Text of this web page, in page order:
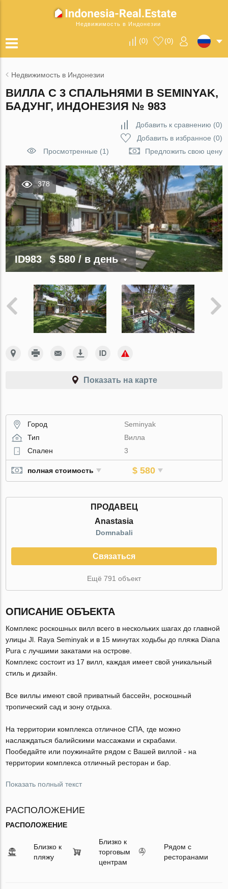
Недвижимость в Индонезии
(0) (0)
Недвижимость в Индонезии
ВИЛЛА С 3 СПАЛЬНЯМИ В SEMINYAK,
БАДУНГ, ИНДОНЕЗИЯ № 983
Добавить к сравнению (0)
Добавить в избранное (0)
Просмотренные (1)
Предложить свою цену
378
ID983 $ 580/ в день
Показать на карте
Город
Seminyak
Тип
Вилла
Спален
3
полная стоимость $ 580
ПРОДАВЕЦ
Anastasia
Domnabali
Связаться
Ещё 791 объект
ОПИСАНИЕ ОБЪЕКТА
Комплекс роскошных вилл всего в нескольких шагах до главной
улицы Jl. Raya Seminyak и в 15 минутах ходьбы до пляжа Diana
Pura c лучшими закатами на острове.
Комплекс состоит из 17 вилл, каждая имеет свой уникальный
стиль и дизайн.
Все виллы имеют свой приватный бассейн, роскошный
тропический сад и зону отдыха.
На территории комплекса отличное СПА, где можно
наслаждаться балийскими массажами и скрабами.
Пообедайте или поужинайте рядом с Вашей виллой - на
территории комплекса отличный ресторан и бар.
Показать полный текст
РАСПОЛОЖЕНИЕ
РАСПОЛОЖЕНИЕ
Близко к
пляжу
Близко к
торговым
центрам
Рядом с
ресторанами